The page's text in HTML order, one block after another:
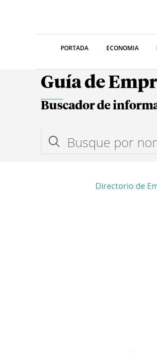
PORTADA ECONOMIA
Guía de
Buscador de
Directorio de